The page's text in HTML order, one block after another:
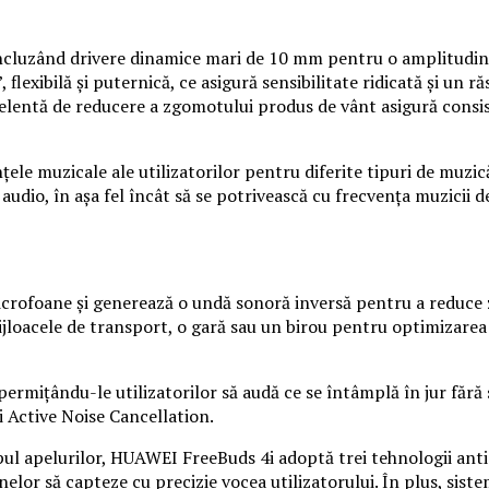
drivere dinamice mari de 10 mm pentru o
flexibilă și puternică, ce asigură sensibilitate ridicată și
de reducere a zgomotului produs de vânt asigură
muzicale ale utilizatorilor pentru diferite tipuri de
în așa fel încât să se potrivească cu frecvența
și generează o undă sonoră inversă pentru a
de transport, o gară sau un birou pentru
le utilizatorilor să audă ce se întâmplă în jur fără
Noise Cancellation.
apelurilor, HUAWEI FreeBuds 4i adoptă trei tehnologii
să capteze cu precizie vocea utilizatorului. În plus,